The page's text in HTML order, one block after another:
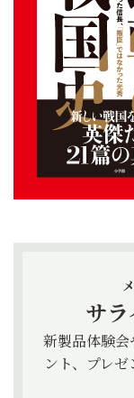
サ
新製品体験
ント、プレ